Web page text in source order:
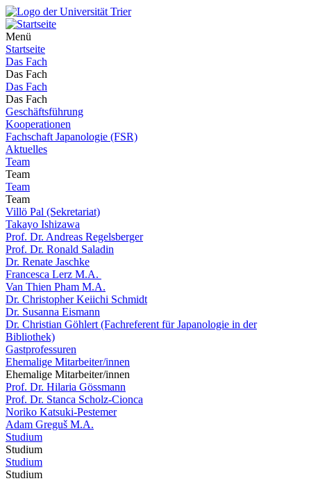
Menü
Startseite
Das Fach
Das Fach
Das Fach
Das Fach
Geschäftsführung
Kooperationen
Fachschaft Japanologie (FSR)
Aktuelles
Team
Team
Team
Team
Villö Pal (Sekretariat)
Takayo Ishizawa
Prof. Dr. Andreas Regelsberger
Prof. Dr. Ronald Saladin
Dr. Renate Jaschke
Francesca Lerz M.A.
Van Thien Pham M.A.
Dr. Christopher Keiichi Schmidt
Dr. Susanna Eismann
Dr. Christian Göhlert (Fachreferent für Japanologie in der
Bibliothek)
Gastprofessuren
Ehemalige Mitarbeiter/innen
Ehemalige Mitarbeiter/innen
Prof. Dr. Hilaria Gössmann
Prof. Dr. Stanca Scholz-Cionca
Noriko Katsuki-Pestemer
Adam Greguš M.A.
Studium
Studium
Studium
Studium